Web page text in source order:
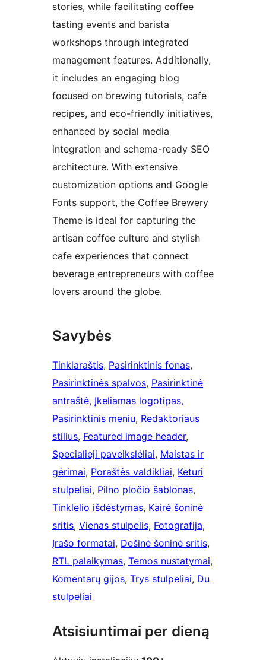
stories, while facilitating coffee
tasting events and barista
workshops through integrated
management features. Additionally,
it includes an engaging blog
focused on brewing tutorials, cafe
recipes, and eco-friendly initiatives,
enhanced by social media
integration and schema-ready SEO
architecture. With extensive
customization options and Google
Fonts support, the Coffee Brewery
Theme is ideal for capturing the
artisan coffee culture and stylish
cafe experiences that connect
beverage entrepreneurs with coffee
lovers around the globe.
Savybės
Tinklaraštis, Pasirinktinis fonas
Pasirinktinės spalvos, Pasirinktinė
antraštė, Įkeliamas logotipas
Pasirinktinis meniu, Redaktoriaus
stilius, Featured image header
Specialieji paveikslėliai, Maistas ir
gėrimai, Poraštės valdikliai, Keturi
stulpeliai, Pilno pločio šablonas
Tinklelio išdėstymas, Kairė šoninė
sritis, Vienas stulpelis, Fotografija
Įrašo formatai, Dešinė šoninė sritis
RTL palaikymas, Temos nustatymai
Komentarų gijos, Trys stulpeliai, Du
stulpeliai
Atsisiuntimai per dieną